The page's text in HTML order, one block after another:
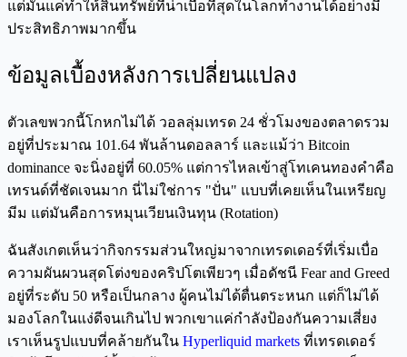
แต่มันแค่ทำให้สินทรัพย์ที่น่าเบื่อที่สุดในโลกทำงานได้อย่างมี
ประสิทธิภาพมากขึ้น
ข้อมูลเบื้องหลังการเปลี่ยนแปลง
ตัวเลขพวกนี้โกหกไม่ได้ วอลลุ่มเทรด 24 ชั่วโมงของตลาดรวม
อยู่ที่ประมาณ 101.64 พันล้านดอลลาร์ และแม้ว่า Bitcoin
dominance จะนิ่งอยู่ที่ 60.05% แต่การไหลเข้าสู่โทเคนทองคำคือ
เทรนด์ที่ชัดเจนมาก นี่ไม่ใช่การ "ปั่น" แบบที่เคยเห็นในเหรียญ
มีม แต่มันคือการหมุนเวียนเงินทุน (Rotation)
ฉันสังเกตเห็นว่ากิจกรรมส่วนใหญ่มาจากเทรดเดอร์ที่เริ่มเบื่อ
ความผันผวนสุดโต่งของคริปโตเพียวๆ เมื่อดัชนี Fear and Greed
อยู่ที่ระดับ 50 หรือเป็นกลาง ผู้คนไม่ได้ตื่นตระหนก แต่ก็ไม่ได้
มองโลกในแง่ดีจนเกินไป พวกเขาแค่กำลังป้องกันความเสี่ยง
เราเห็นรูปแบบที่คล้ายกันใน Hyperliquid markets ที่เทรดเดอร์